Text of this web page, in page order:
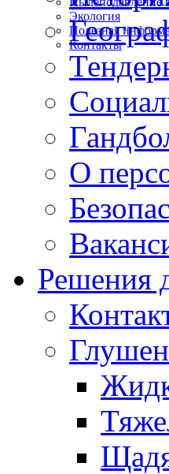
Экология
Полезная
Контакты
О
Решения